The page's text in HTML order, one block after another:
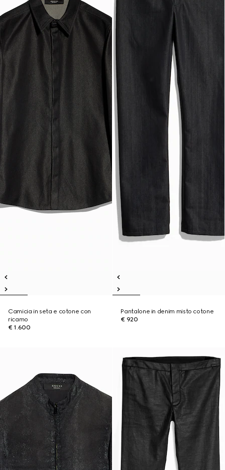
Camicia in seta e cotone con
ricamo
€ 1.600
Pantalone in denim misto cotone
€ 920